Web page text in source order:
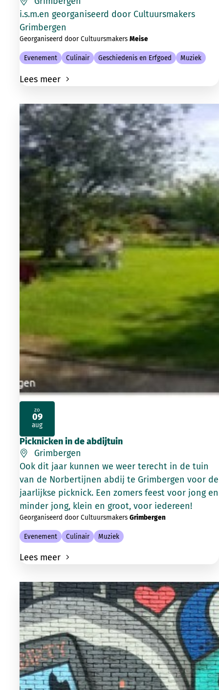
i.s.m.en georganiseerd door Cultuursmakers
Grimbergen
Georganiseerd door Cultuursmakers Meise
Evenement Culinair Geschiedenis en Erfgoed Muziek
Lees meer
Picknicken in de abdijtuin
Grimbergen
Ook dit jaar kunnen we weer terecht in de tuin
van de Norbertijnen abdij te Grimbergen voor de
jaarlijkse picknick. Een zomers feest voor jong en
minder jong, klein en groot, voor iedereen!
Georganiseerd door Cultuursmakers Grimbergen
Evenement Culinair Muziek
Lees meer
zo
09
aug
2026